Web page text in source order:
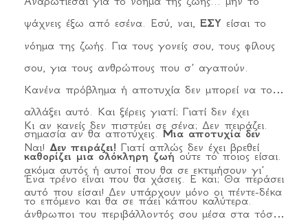
ψάχνεις έξω από εσένα. Εσύ, ναι, ΕΣΥ είσαι το
νόημα της ζωής. Για τους γονείς σου, τους φίλους
σου, για τους ανθρώπους που σ’ αγαπούν.
Κανένα πρόβλημα ή αποτυχία δεν μπορεί να το
αλλάξει αυτό. Και ξέρεις γιατί; Γιατί δεν έχει
σημασία αν θα αποτύχεις.Μια αποτυχία δεν
καθορίζει μια ολόκληρη ζωή ούτε το ποιος είσαι.
Ένα τρένο είναι που θα χάσεις. Ε και; Θα περάσει
το επόμενο και θα σε πάει κάπου καλύτερα.
Κι αν κανείς δεν πιστεύει σε σένα; Δεν πειράζει.
Ναι! Δεν πειράζει! Γιατί απλώς δεν έχει βρεθεί
ακόμα αυτός ή αυτοί που θα σε εκτιμήσουν γι’
αυτό που είσαι! Δεν υπάρχουν μόνο οι πέντε-δέκα
άνθρωποι του περιβάλλοντός σου μέσα στα τόσα